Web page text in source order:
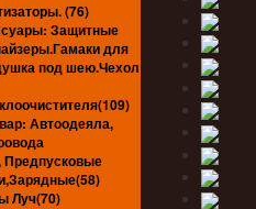
(76)
Защитные
для
под шею.Чехол
Автоодеяла,
Предпусковые
Луч(70)